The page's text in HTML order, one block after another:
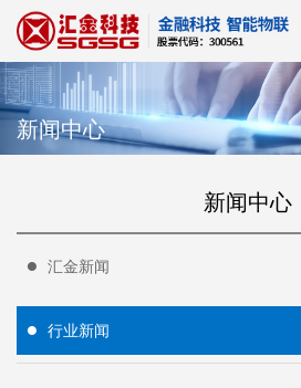
新闻中心
新闻中心
汇金新闻
行业新闻